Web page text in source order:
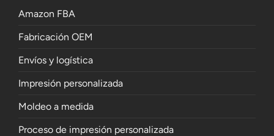
Amazon FBA
Fabricación OEM
Envíos y logística
Impresión personalizada
Moldeo a medida
Proceso de impresión personalizada